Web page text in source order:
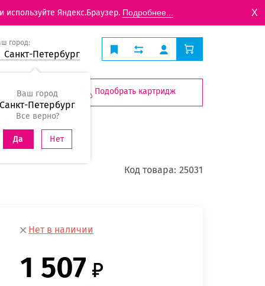
Яндекс.Браузер. Подробнее... X
город:
Санкт-Петербург
Ваш город
Санкт-Петербург
Все верно?
Да Нет
Подобрать картридж
Код товара: 25031
Нет в наличии
1 507